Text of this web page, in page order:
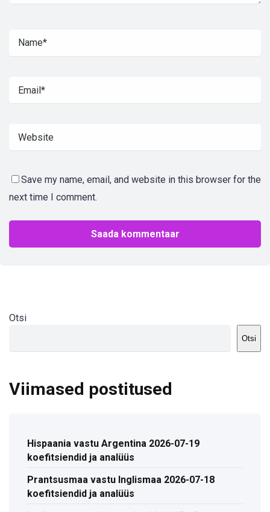
Save my name, email, and website in this browser for the
next time I comment.
Otsi
Otsi
Viimased postitused
Hispaania vastu Argentina 2026-07-19
koefitsiendid ja analüüs
Prantsusmaa vastu Inglismaa 2026-07-18
koefitsiendid ja analüüs